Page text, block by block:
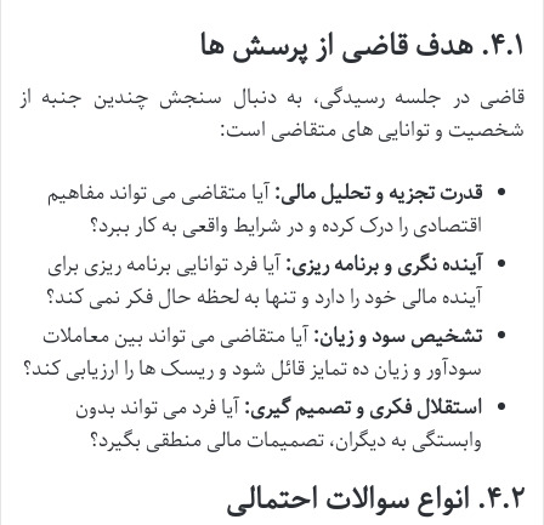
۴.۱. هدف قاضی از پرسش ها
قاضی در جلسه رسیدگی، به دنبال سنجش چندین جنبه از
شخصیت و توانایی های متقاضی است:
قدرت تجزیه و تحلیل مالی:آیا متقاضی می تواند مفاهیم
اقتصادی را درک کرده و در شرایط واقعی به کار ببرد؟
آینده نگری و برنامه ریزی:آیا فرد توانایی برنامه ریزی برای
آینده مالی خود را دارد و تنها به لحظه حال فکر نمی کند؟
تشخیص سود و زیان:آیا متقاضی می تواند بین معاملات
سودآور و زیان ده تمایز قائل شود و ریسک ها را ارزیابی کند؟
استقلال فکری و تصمیم گیری:آیا فرد می تواند بدون
وابستگی به دیگران، تصمیمات مالی منطقی بگیرد؟
۴.۲. انواع سوالات احتمالی